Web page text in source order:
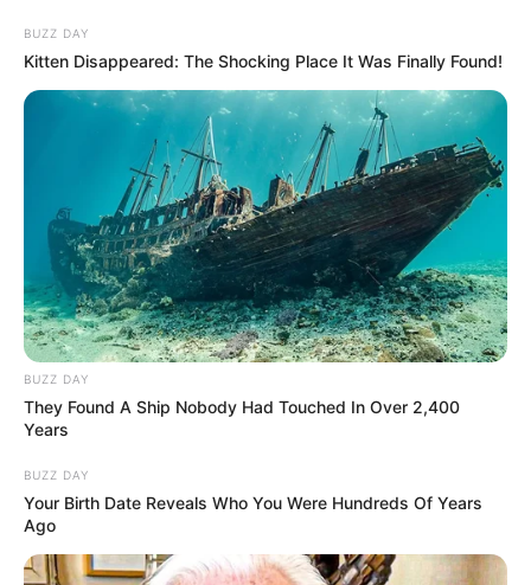
BUZZ DAY
Kitten Disappeared: The Shocking Place It Was Finally Found!
BUZZ DAY
They Found A Ship Nobody Had Touched In Over 2,400
Years
BUZZ DAY
Your Birth Date Reveals Who You Were Hundreds Of Years
Ago